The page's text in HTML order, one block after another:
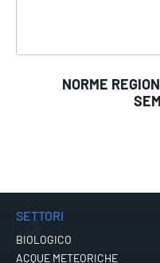
NORME
SETTORI
BIOLOGICO
ACQUE METEORICHE